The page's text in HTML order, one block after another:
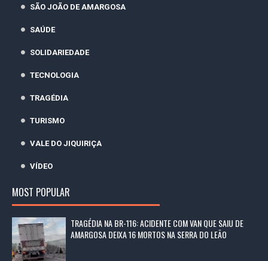
SÃO JOÃO DE AMARGOSA
SAÚDE
SOLIDARIEDADE
TECNOLOGIA
TRAGÉDIA
TURISMO
VALE DO JIQUIRIÇA
VÍDEO
MOST POPULAR
TRAGÉDIA NA BR-116: ACIDENTE COM VAN QUE SAIU DE
AMARGOSA DEIXA 16 MORTOS NA SERRA DO LEÃO